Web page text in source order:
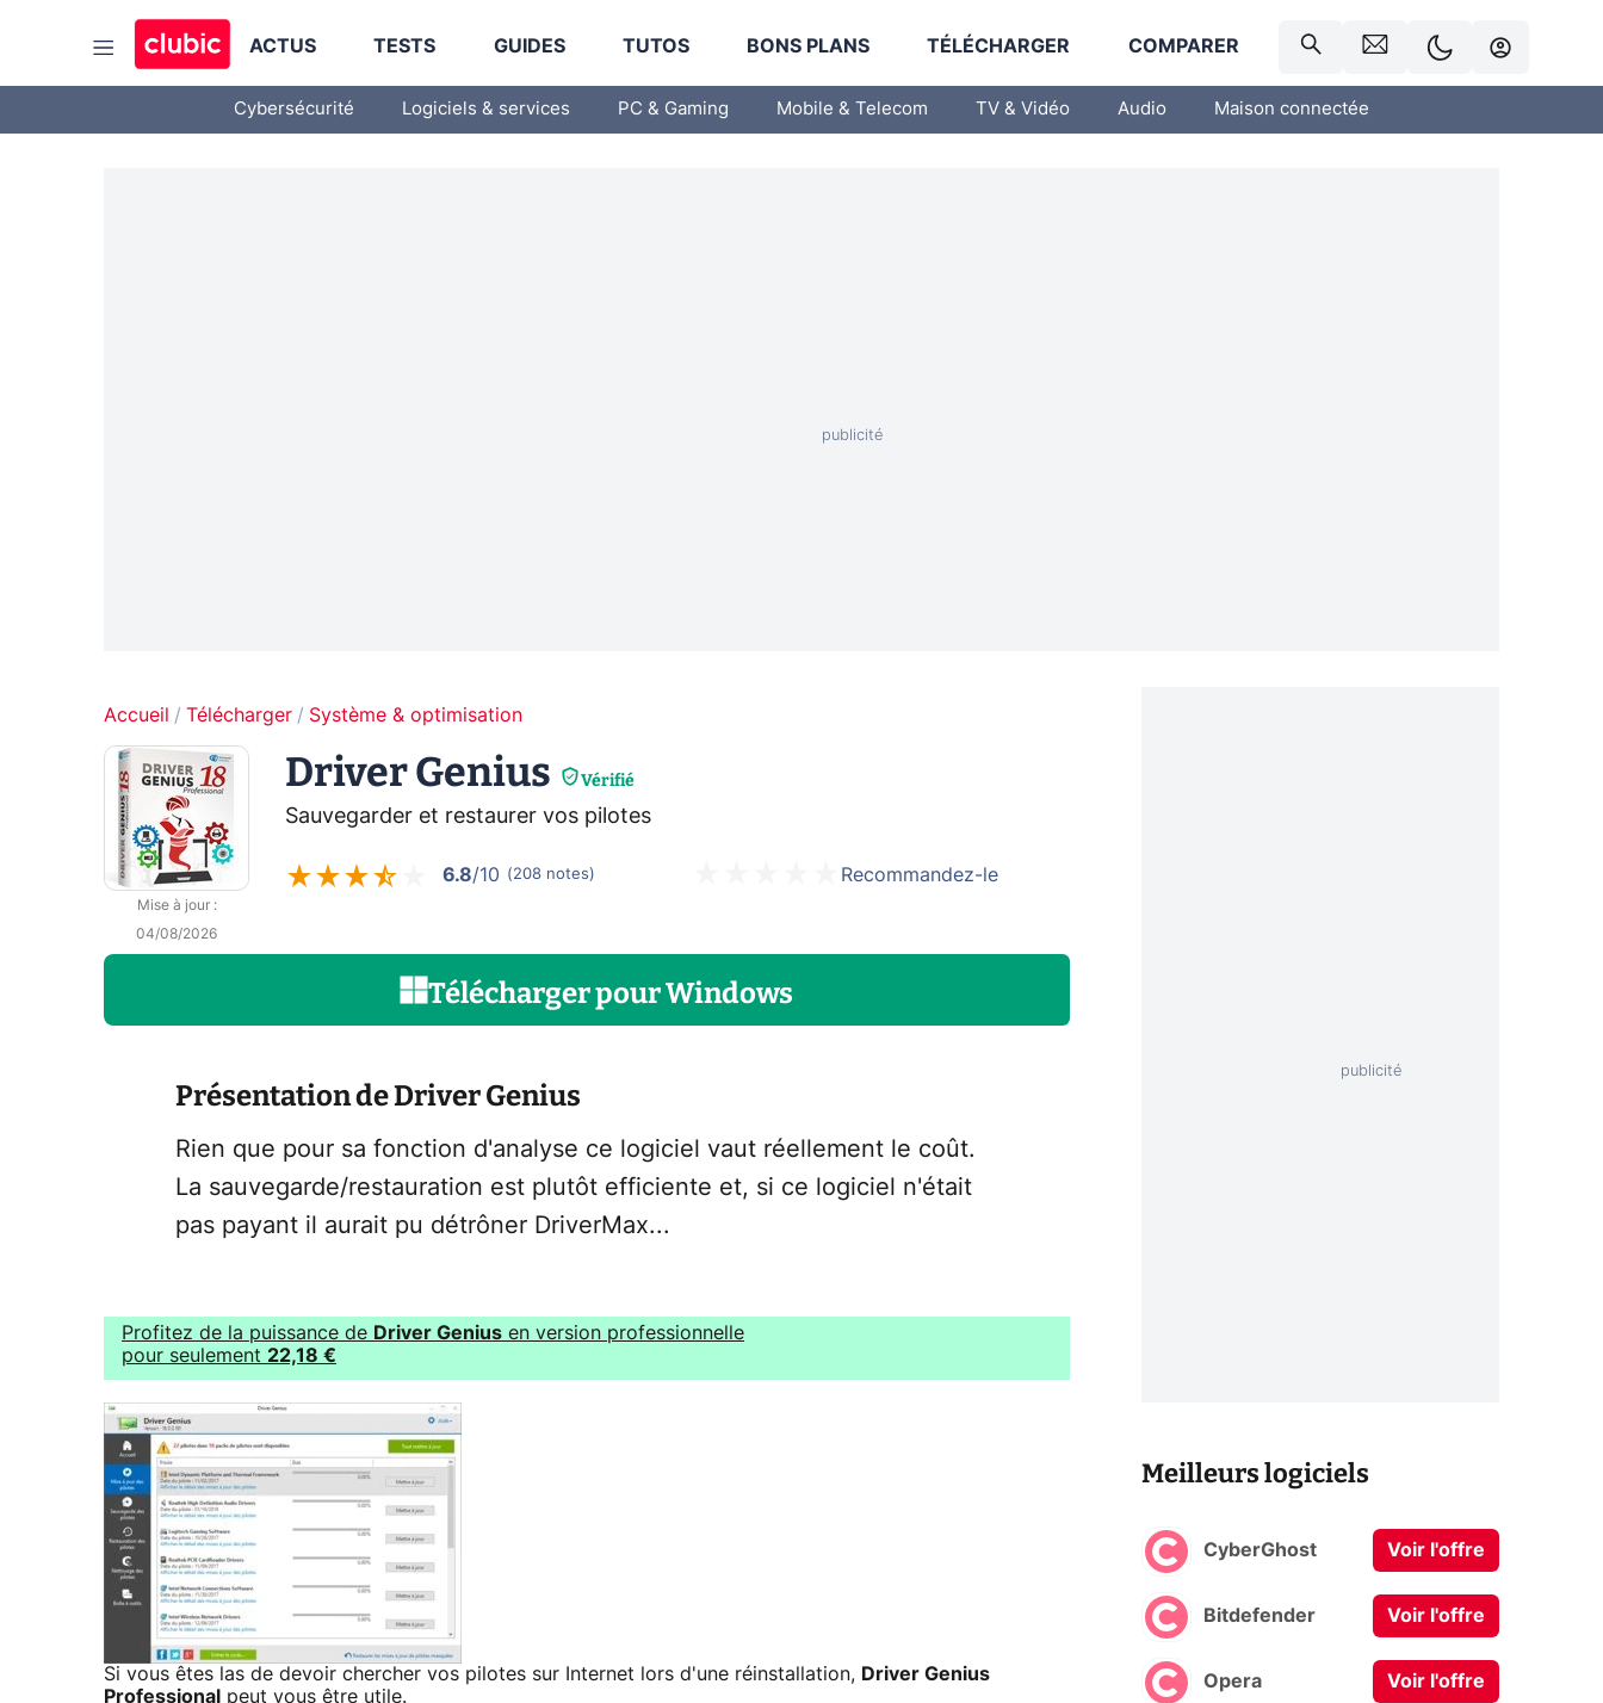
ACTUS TESTS GUIDES TUTOS BONS PLANS TÉLÉCHARGER COMPARER
Cybersécurité Logiciels & services PC & Gaming Mobile & Telecom TV & Vidéo Audio Maison connectée
Accueil Télécharger Système & optimisation
Mise à jour:
04/08/2026
Driver Genius Vérifié
Sauvegarder et restaurer vos pilotes
6.8/10 ( 208 notes) Recommandez-le
TéléchargerpourWindows
Présentation de Driver Genius
Rien que pour sa fonction d'analyse ce logiciel vaut réellement le coût.
La sauvegarde/restauration est plutôt efficiente et, si ce logiciel n'était
pas payant il aurait pu détrôner DriverMax...
Profitez de la puissance de Driver Genius en version professionnelle
pour seulement 22,18 €
Si vous êtes las de devoir chercher vos pilotes sur Internet lors d'une réinstallation, Driver Genius
Professional
peut vous être utile.
Meilleurs logiciels
CyberGhost Voir l'offre
Bitdefender Voir l'offre
Opera Voir l'offre